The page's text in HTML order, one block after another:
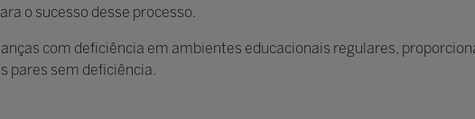
o sucesso desse processo.
com deficiência em ambientes educacionais regulares,
pares sem deficiência.